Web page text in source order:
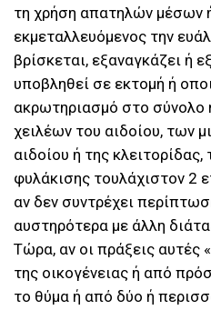
τη χρήση απατηλών μέσων
εκμεταλλευόμενος την
βρίσκεται, εξαναγκάζει ή
υποβληθεί σε εκτομή ή
ακρωτηριασμό στο
χειλέων του αιδοίου, των
αιδοίου ή της κλειτορίδας,
φυλάκισης τουλάχιστον 2
αν δεν συντρέχει
αυστηρότερα με άλλη
Τώρα, αν οι πράξεις αυτές
της οικογένειας ή από
το θύμα ή από δύο ή